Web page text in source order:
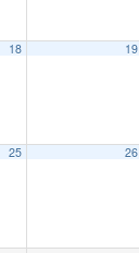
18 19
25 26